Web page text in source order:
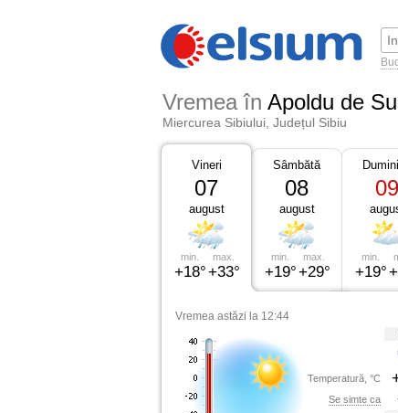
Vremea în Apoldu de
Miercurea Sibiului, Județul Sibiu
Vineri
07
august
min.
+18°
max.
+33°
Sâmbătă
08
august
min.
+19°
max.
+29°
09
min.
+19°
Vremea astăzi la 12:44
Temperatură, °C
Se simte ca